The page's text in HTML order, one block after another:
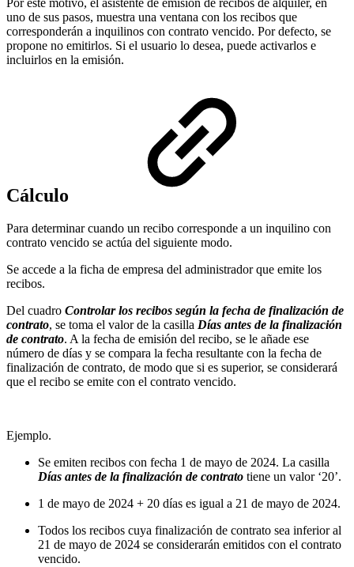
uno de sus pasos, muestra una ventana con los recibos que
corresponderán a inquilinos con contrato vencido. Por defecto, se
propone no emitirlos. Si el usuario lo desea, puede activarlos e
incluirlos en la emisión.
Cálculo
Para determinar cuando un recibo corresponde a un inquilino con
contrato vencido se actúa del siguiente modo.
Se accede a la ficha de empresa del administrador que emite los
recibos.
Del cuadro Controlar los recibos según la fecha de finalización de
contrato, se toma el valor de la casilla Días antes de la finalización
de contrato. A la fecha de emisión del recibo, se le añade ese
número de días y se compara la fecha resultante con la fecha de
finalización de contrato, de modo que si es superior, se considerará
que el recibo se emite con el contrato vencido.
Ejemplo.
Se emiten recibos con fecha 1 de mayo de 2024. La casilla
Días antes de la finalización de contrato tiene un valor ‘20’.
1 de mayo de 2024 + 20 días es igual a 21 de mayo de 2024.
Todos los recibos cuya finalización de contrato sea inferior al
21 de mayo de 2024 se considerarán emitidos con el contrato
vencido.